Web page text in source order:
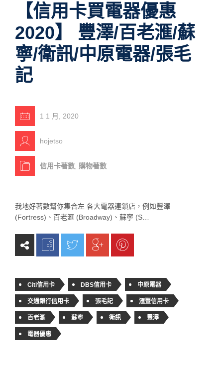
【信用卡買電器優惠
2020】 豐澤/百老滙/蘇
寧/衛訊/中原電器/張毛
記
1 1 月, 2020
hojetso
信用卡著數 購物著數
我地好著數幫你集合左 各大電器連鎖店，例如豐澤
(Fortress)、百老滙 (Broadway)、蘇寧 (S…
Citi信用卡 DBS信用卡 中原電器
交通銀行信用卡 張毛記 滙豐信用卡
百老滙 蘇寧 衛訊 豐澤
電器優惠